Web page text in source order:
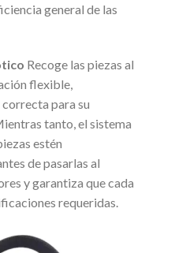
general de las
Recoge las piezas al
flexible,
para su
tanto, el sistema
estén
de pasarlas al
y garantiza que cada
requeridas.